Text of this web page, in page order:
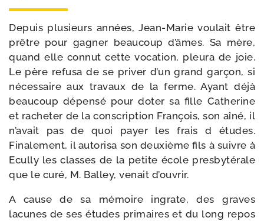
Depuis plu­sieurs années, Jean-​Marie vou­lait être
prêtre pour gagner beau­coup d’âmes. Sa mère,
quand elle connut cette voca­tion, pleu­ra de joie.
Le père refu­sa de se pri­ver d’un grand gar­çon, si
néces­saire aux tra­vaux de la ferme. Ayant déjà
beau­coup dépen­sé pour doter sa fille Catherine
et rache­ter de la conscrip­tion François, son aîné, il
n’avait pas de quoi payer les frais d études.
Finalement, il auto­ri­sa son deuxième fils à suivre à
Ecully les classes de la petite école pres­by­té­rale
que le curé, M. Balley, venait d’ouvrir.
A cause de sa mémoire ingrate, des graves
lacunes de ses études pri­maires et du long repos